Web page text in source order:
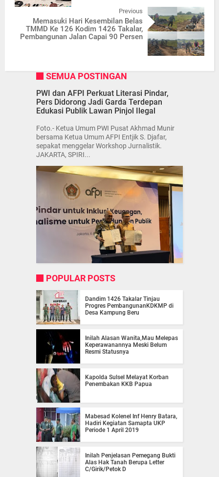
Previous
Memasuki Hari Kesembilan Belas
TMMD Ke 126 Kodim 1426 Takalar,
Pembangunan Jalan Capai 90 Persen
SEMUA POSTINGAN
PWI dan AFPI Perkuat Literasi Pindar,
Pers Didorong Jadi Garda Terdepan
Edukasi Publik Lawan Pinjol Ilegal
Foto.- Ketua Umum PWI Pusat Akhmad Munir
bersama Ketua Umum AFPI Entjik S. Djafar,
sepakat menggelar Workshop Jurnalistik.
JAKARTA, SPIRI...
POPULAR POSTS
Dandim 1426 Takalar Tinjau
Progres PembangunanKDKMP di
Desa Kampung Beru
Inilah Alasan Wanita,Mau Melepas
Keperawanannya Meski Belum
Resmi Statusnya
Kapolda Sulsel Melayat Korban
Penembakan KKB Papua
Mabesad Kolenel Inf Henry Batara,
Hadiri Kegiatan Samapta UKP
Periode 1 April 2019
Inilah Penjelasan Pemegang Bukti
Alas Hak Tanah Berupa Letter
C/Girik/Petok D